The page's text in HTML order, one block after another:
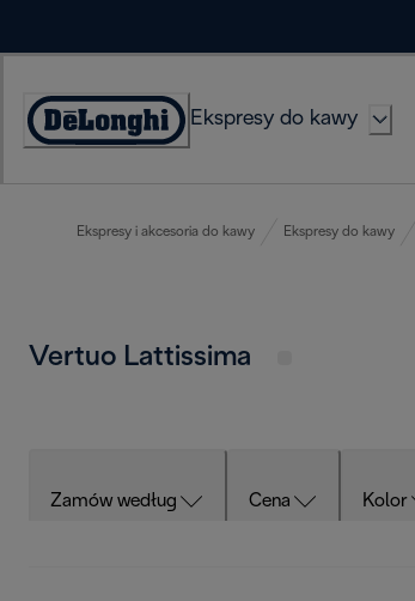
Deklaracja
Ekspresy do kawy
Ekspresy i akcesoria do kawy Ekspresy do kawy
Vertuo Lattissima
Zamów według Cena Kolor